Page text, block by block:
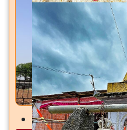
जर्सेश्वर महादेव मंदिर